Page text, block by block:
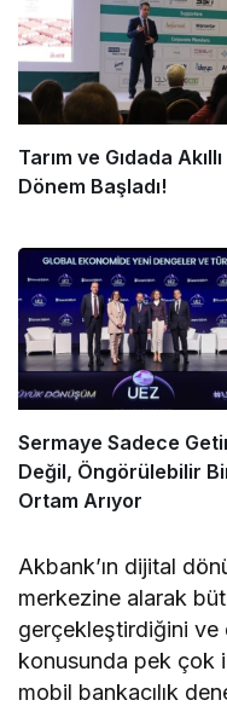
Tarım ve Gıdada Akıllı
Dönem Başladı!
Sermaye Sadece
Değil, Öngörülebilir
Ortam Arıyor
Akbank’ın dijital
merkezine alarak
gerçekleştirdiğini ve
konusunda pek çok
mobil bankacılık